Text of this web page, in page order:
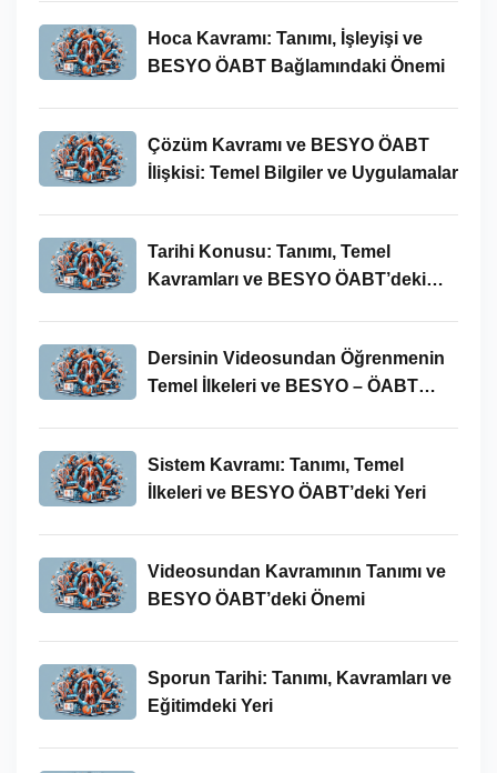
Hoca Kavramı: Tanımı, İşleyişi ve
BESYO ÖABT Bağlamındaki Önemi
Çözüm Kavramı ve BESYO ÖABT
İlişkisi: Temel Bilgiler ve Uygulamalar
Tarihi Konusu: Tanımı, Temel
Kavramları ve BESYO ÖABT’deki
Dersinin Videosundan Öğrenmenin
Temel İlkeleri ve BESYO – ÖABT
Sistem Kavramı: Tanımı, Temel
İlkeleri ve BESYO ÖABT’deki Yeri
Videosundan Kavramının Tanımı ve
BESYO ÖABT’deki Önemi
Sporun Tarihi: Tanımı, Kavramları ve
Eğitimdeki Yeri